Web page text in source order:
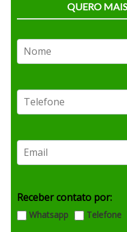
QUERO
Receber contato por:
Whatsapp Telefone